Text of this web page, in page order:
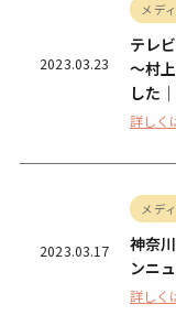
2023.03.23
メデ
テレ
〜村
した
詳しく
2023.03.17
メデ
神奈
ンニ
詳しく